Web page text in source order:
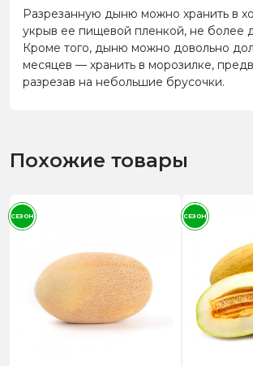
Разрезанную дыню можно хранить в
укрыв ее пищевой пленкой, не более
Кроме того, дыню можно довольно
месяцев — хранить в морозилке,
разрезав на небольшие брусочки.
Похожие товары
СЕЗОН СЕЗОН